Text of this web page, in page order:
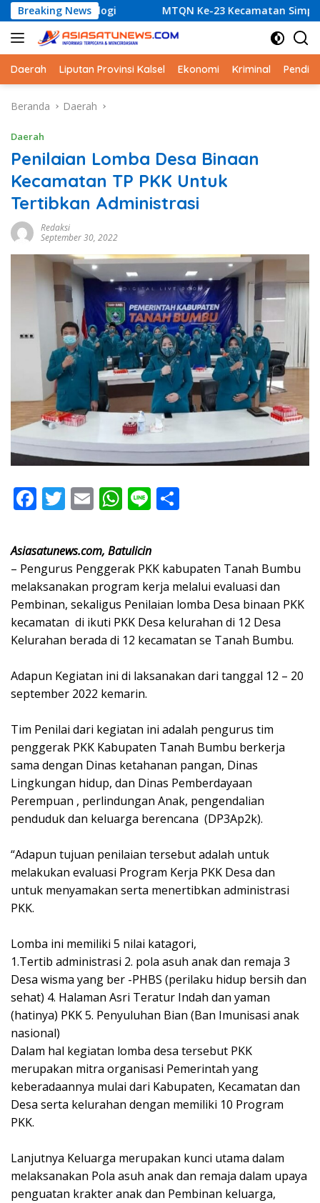
Langsung
ke
konten
Breaking NewsMTQN Ke-23 Kecamatan Simpang Empat: Ikhtiar
Daerah Liputan Provinsi Kalsel Ekonomi Kriminal
Beranda Daerah
Daerah
Penilaian Lomba Desa Binaan
Kecamatan TP PKK Untuk
Tertibkan Administrasi
Redaksi
September 30, 2022
F
e
b
o
o
k
T
itt
er
E
ai
l
W
at
s
A
p
p
Li
e
e
Asiasatunews.com, Batulicin
– Pengurus Penggerak PKK kabupaten Tanah Bumbu
melaksanakan program kerja melalui evaluasi dan
Pembinan, sekaligus Penilaian lomba Desa binaan PKK
kecamatan di ikuti PKK Desa kelurahan di 12 Desa
Kelurahan berada di 12 kecamatan se Tanah Bumbu.
Adapun Kegiatan ini di laksanakan dari tanggal 12 – 20
september 2022 kemarin.
Tim Penilai dari kegiatan ini adalah pengurus tim
penggerak PKK Kabupaten Tanah Bumbu berkerja
sama dengan Dinas ketahanan pangan, Dinas
Lingkungan hidup, dan Dinas Pemberdayaan
Perempuan , perlindungan Anak, pengendalian
penduduk dan keluarga berencana (DP3Ap2k).
“Adapun tujuan penilaian tersebut adalah untuk
melakukan evaluasi Program Kerja PKK Desa dan
untuk menyamakan serta menertibkan administrasi
PKK.
Lomba ini memiliki 5 nilai katagori,
1.Tertib administrasi 2. pola asuh anak dan remaja 3
Desa wisma yang ber -PHBS (perilaku hidup bersih dan
sehat) 4. Halaman Asri Teratur Indah dan yaman
(hatinya) PKK 5. Penyuluhan Bian (Ban Imunisasi anak
nasional)
Dalam hal kegiatan lomba desa tersebut PKK
merupakan mitra organisasi Pemerintah yang
keberadaannya mulai dari Kabupaten, Kecamatan dan
Desa serta kelurahan dengan memiliki 10 Program
PKK.
Lanjutnya Keluarga merupakan kunci utama dalam
melaksanakan Pola asuh anak dan remaja dalam upaya
penguatan krakter anak dan Pembinan keluarga,